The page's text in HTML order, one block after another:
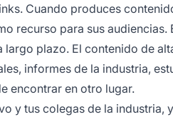
Cuando produces
recurso para sus audiencias.
plazo. El contenido de
informes de la industria,
encontrar en otro lugar.
y tus colegas de la industria, y